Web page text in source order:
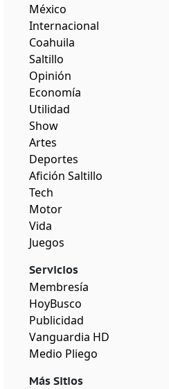
México
Internacional
Coahuila
Saltillo
Opinión
Economía
Utilidad
Show
Artes
Deportes
Afición Saltillo
Tech
Motor
Vida
Juegos
Servicios
Membresía
HoyBusco
Publicidad
Vanguardia HD
Medio Pliego
Más Sitios